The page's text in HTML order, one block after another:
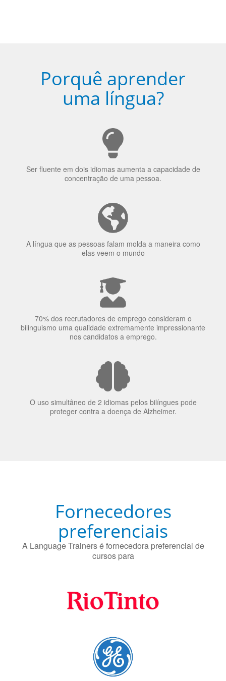
Porquê aprender
uma língua?
concentração de uma pessoa.
elas veem o mundo
70% dos recrutadores de emprego consideram o
nos candidatos a emprego.
Fornecedores
preferenciais